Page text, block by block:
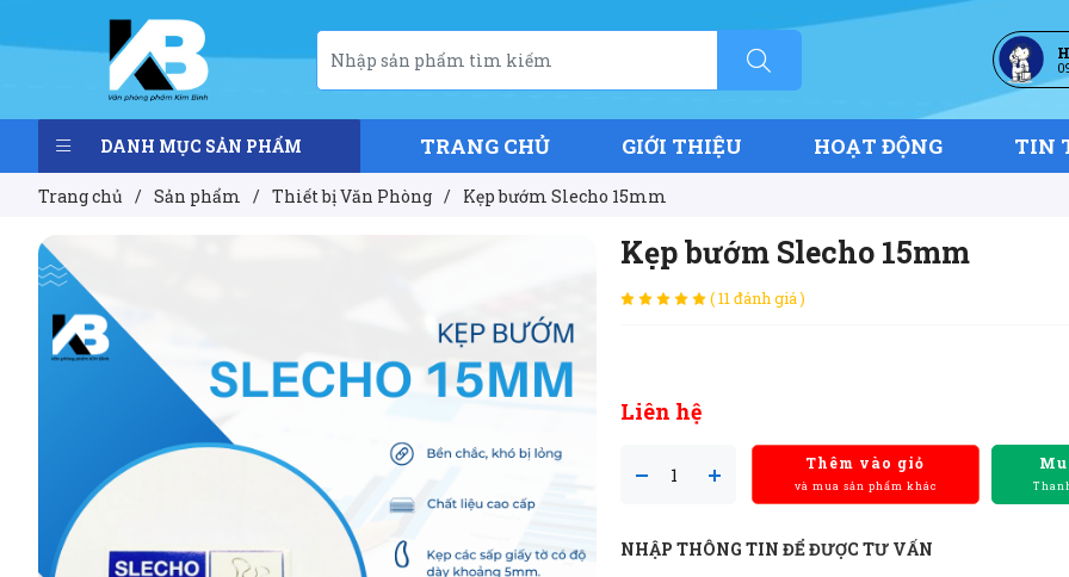
DANH MỤC SẢN PHẨM TRANG CHỦ GIỚI THIỆU HOẠT ĐỘNG TIN
Trang chủ / Sản phẩm / Thiết bị Văn Phòng / Kẹp bướm Slecho 15mm
Kẹp bướm Slecho 15mm
( 11 đánh giá )
Liên hệ
Thêm vào giỏ
và mua sản phẩm khác
NHẬP THÔNG TIN ĐỂ ĐƯỢC TƯ VẤN